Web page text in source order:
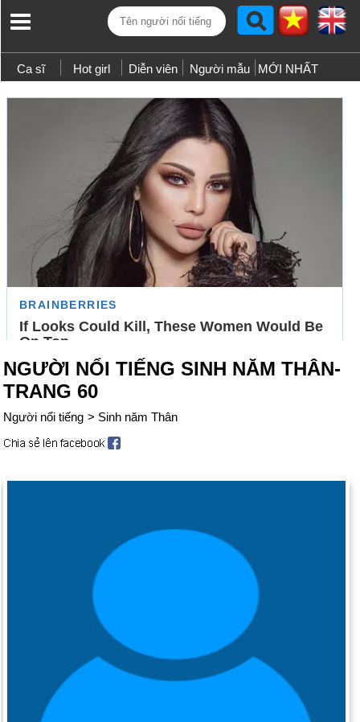
Ca sĩ Hot girl Diễn viên Người mẫu MỚI NHẤT
NGƯỜI NỔI TIẾNG SINH NĂM THÂN-
TRANG 60
Người nổi tiếng > Sinh năm Thân